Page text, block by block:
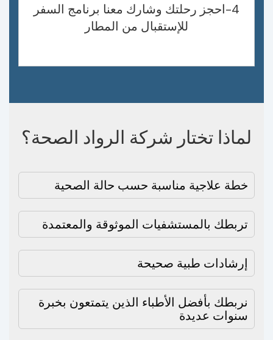
4-احجز رحلتك وشارك معنا برنامج السفر
للإستقبال من المطار
لماذا تختار شركة الرواد الصحة؟
خطة علاجية مناسبة حسب حالة الصحية
تربطك بالمستشفيات الموثوقة والمعتمدة
إرشادات طبية صحيحة
نربطك بأفضل الأطباء الذين يتمتعون بخبرة
سنوات عديدة